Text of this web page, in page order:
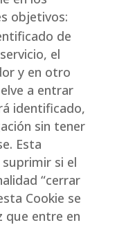
objetivos:
de
el
y en otro
a entrar
identificado,
sin tener
Esta
si el
“cerrar
Cookie se
que entre en